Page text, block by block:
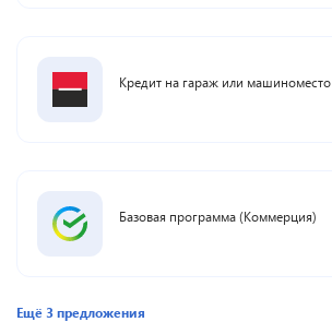
Кредит на гараж или машиноместо
Базовая программа (Коммерция)
Ещё3предложения